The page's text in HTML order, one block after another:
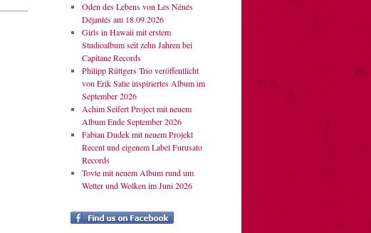
Oden des Lebens von Les Nénés
Déjantés am 18.09.2026
Girls in Hawaii mit erstem
Studioalbum seit zehn Jahren bei
Capitane Records
Philipp Rüttgers Trio veröffentlicht
von Erik Satie inspiriertes Album im
September 2026
Achim Seifert Project mit neuem
Album Ende September 2026
Fabian Dudek mit neuem Projekt
Recent und eigenem Label Furusato
Records
Tovte mit neuem Album rund um
Wetter und Wolken im Juni 2026